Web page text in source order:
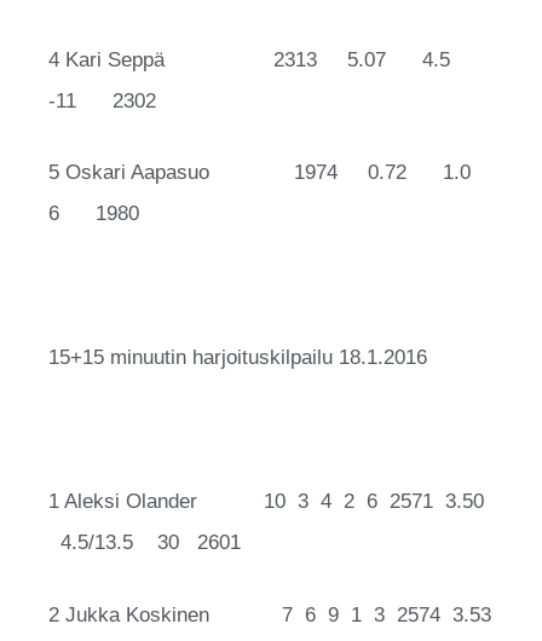
4 Kari Seppä 2313 5.07 4.5
-11 2302
5 Oskari Aapasuo 1974 0.72 1.0
6 1980
15+15 minuutin harjoituskilpailu 18.1.2016
1 Aleksi Olander 10 3 4 2 6 2571 3.50
4.5/13.5 30 2601
2 Jukka Koskinen 7 6 9 1 3 2574 3.53